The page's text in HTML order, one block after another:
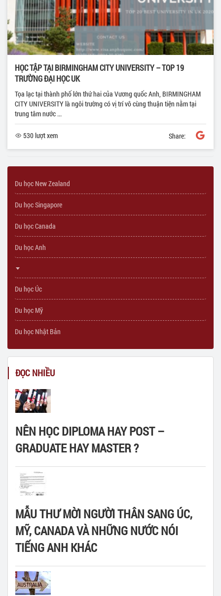
HỌC TẬP TẠI BIRMINGHAM CITY UNIVERSITY – TOP 19
TRƯỜNG ĐẠI HỌC UK
Tọa lạc tại thành phố lớn thứ hai của Vương quốc Anh, BIRMINGHAM
CITY UNIVERSITY là ngôi trường có vị trí vô cùng thuận tiện nằm tại
trung tâm nước ...
530 lượt xem Share:
Du học New Zealand
Du học Singapore
Du học Canada
Du học Anh
Du học Úc
Du học Mỹ
Du học Nhật Bản
ĐỌC NHIỀU
NÊN HỌC DIPLOMA HAY POST –
GRADUATE HAY MASTER ?
MẪU THƯ MỜI NGƯỜI THÂN SANG ÚC,
MỸ, CANADA VÀ NHỮNG NƯỚC NÓI
TIẾNG ANH KHÁC